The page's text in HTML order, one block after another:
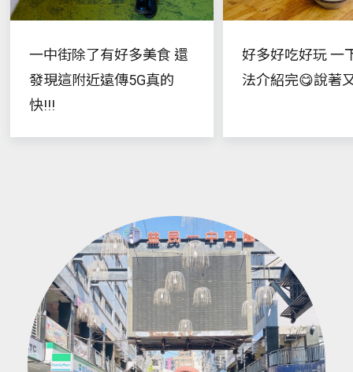
一中街除了有好多美食 還
發現這附近遠傳5G真的
快!!!
好多好吃好玩 一
法介紹完😋說著